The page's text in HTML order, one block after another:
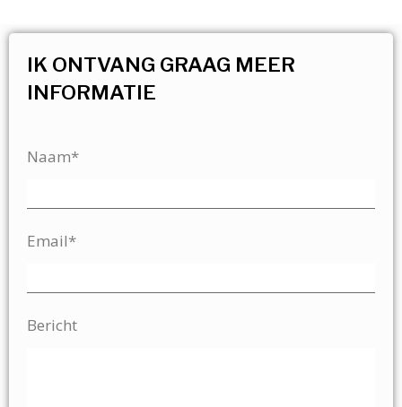
IK ONTVANG GRAAG MEER
INFORMATIE
Naam*
Email*
Bericht